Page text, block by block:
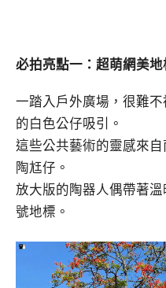
必拍亮點一：超萌網美地
一踏入戶外廣場，很難
的白色公仔吸引。
這些公共藝術的靈感來自
陶尪仔。
放大版的陶器人偶帶著
號地標。